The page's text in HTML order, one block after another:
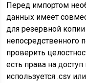
Перед импортом
данных имеет
для резервной
непосредственного
проверить
есть права на
используется .csv